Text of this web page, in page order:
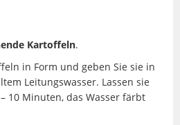
Kartoffeln.
in Form und geben Sie sie in
Leitungswasser. Lassen sie
10 Minuten, das Wasser färbt